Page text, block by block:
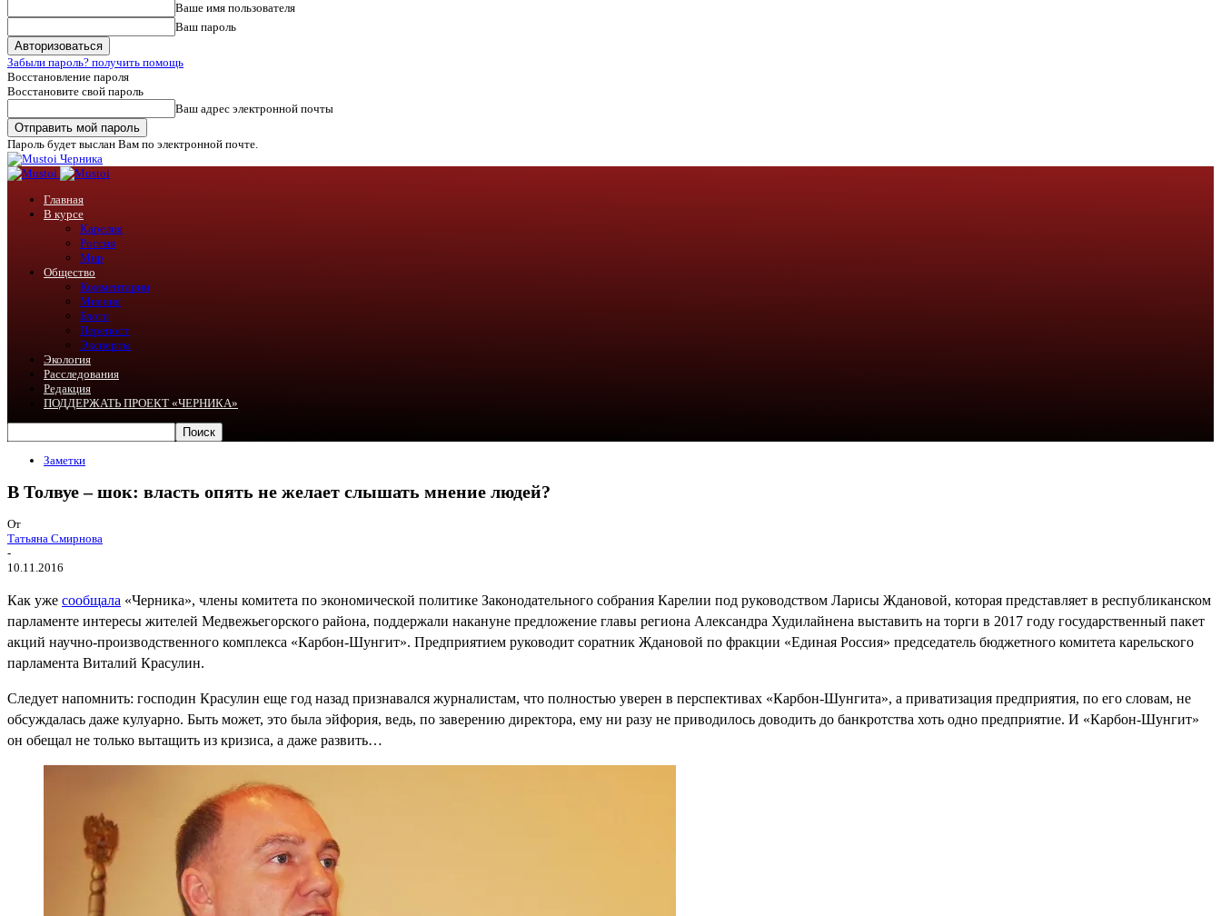
Ваше имя пользователя
Ваш пароль
Забыли пароль? получить помощь
Восстановление пароля
Восстановите свой пароль
Ваш адрес электронной почты
Пароль будет выслан Вам по электронной почте.
Черника
Главная
В курсе
Карелия
Россия
Мир
Общество
Комментарии
Мнения
Блоги
Перепост
Эксперты
Экология
Расследования
Редакция
ПОДДЕРЖАТЬ ПРОЕКТ «ЧЕРНИКА»
Заметки
В Толвуе – шок: власть опять не желает слышать мнение людей?
От
Татьяна Смирнова
-
10.11.2016
Как уже сообщала «Черника», члены комитета по экономической политике Законодательного собрания Карелии под руководством Ларисы Ждановой, которая представляет в республиканском
парламенте интересы жителей Медвежьегорского района, поддержали накануне предложение главы региона Александра Худилайнена выставить на торги в 2017 году государственный пакет
акций научно-производственного комплекса «Карбон-Шунгит». Предприятием руководит соратник Ждановой по фракции «Единая Россия» председатель бюджетного комитета карельского
парламента Виталий Красулин.
Следует напомнить: господин Красулин еще год назад признавался журналистам, что полностью уверен в перспективах «Карбон-Шунгита», а приватизация предприятия, по его словам, не
обсуждалась даже кулуарно. Быть может, это была эйфория, ведь, по заверению директора, ему ни разу не приводилось доводить до банкротства хоть одно предприятие. И «Карбон-Шунгит»
он обещал не только вытащить из кризиса, а даже развить…